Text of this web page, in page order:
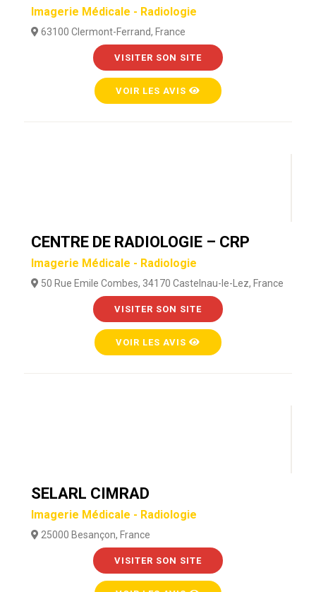
Imagerie Médicale - Radiologie
63100 Clermont-Ferrand, France
VISITER SON SITE
VOIR LES AVIS
CENTRE DE RADIOLOGIE – CRP
Imagerie Médicale - Radiologie
50 Rue Emile Combes, 34170 Castelnau-le-Lez, France
VISITER SON SITE
VOIR LES AVIS
SELARL CIMRAD
Imagerie Médicale - Radiologie
25000 Besançon, France
VISITER SON SITE